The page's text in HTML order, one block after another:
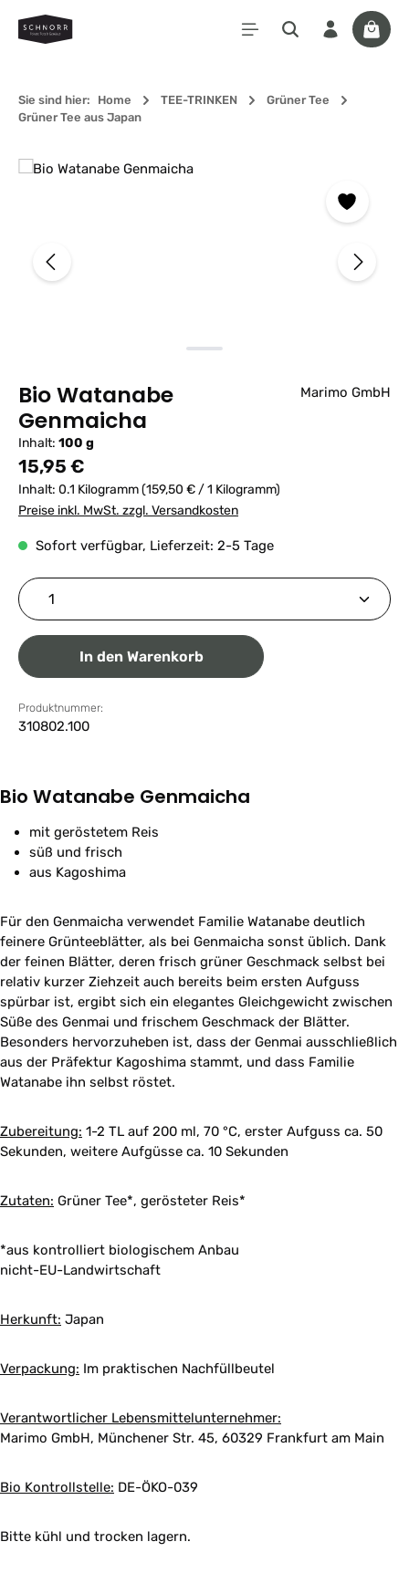
Zum Hauptinhalt springen
Sie sind hier: Home TEE-TRINKEN
Grüner Tee
Grüner Tee aus Japan
Bildergalerie überspringen
Bio Watanabe
Genmaicha
Inhalt: 100 g
Marimo GmbH
Regulärer Preis:
15,95 €
Inhalt: 0.1 Kilogramm(159,50 € / 1 Kilogramm)
Preise inkl. MwSt. zzgl. Versandkosten
Sofort verfügbar, Lieferzeit: 2-5 Tage
Produkt Anzahl: Gib den gewünschten Wert ein
In den Warenkorb
Produktnummer:
310802.100
Bio Watanabe Genmaicha
mit geröstetem Reis
süß und frisch
aus Kagoshima
Für den Genmaicha verwendet Familie Watanabe deutlich
feinere Grünteeblätter, als bei Genmaicha sonst üblich. Dank
der feinen Blätter, deren frisch grüner Geschmack selbst bei
relativ kurzer Ziehzeit auch bereits beim ersten Aufguss
spürbar ist, ergibt sich ein elegantes Gleichgewicht zwischen
Süße des Genmai und frischem Geschmack der Blätter.
Besonders hervorzuheben ist, dass der Genmai ausschließlich
aus der Präfektur Kagoshima stammt, und dass Familie
Watanabe ihn selbst röstet.
Zubereitung: 1-2 TL auf 200 ml, 70 °C, erster Aufguss ca. 50
Sekunden, weitere Aufgüsse ca. 10 Sekunden
Zutaten: Grüner Tee*, gerösteter Reis*
*aus kontrolliert biologischem Anbau
nicht-EU-Landwirtschaft
Herkunft: Japan
Verpackung: Im praktischen Nachfüllbeutel
Verantwortlicher Lebensmittelunternehmer:
Marimo GmbH, Münchener Str. 45, 60329 Frankfurt am Main
Bio Kontrollstelle: DE-ÖKO-039
Bitte kühl und trocken lagern.